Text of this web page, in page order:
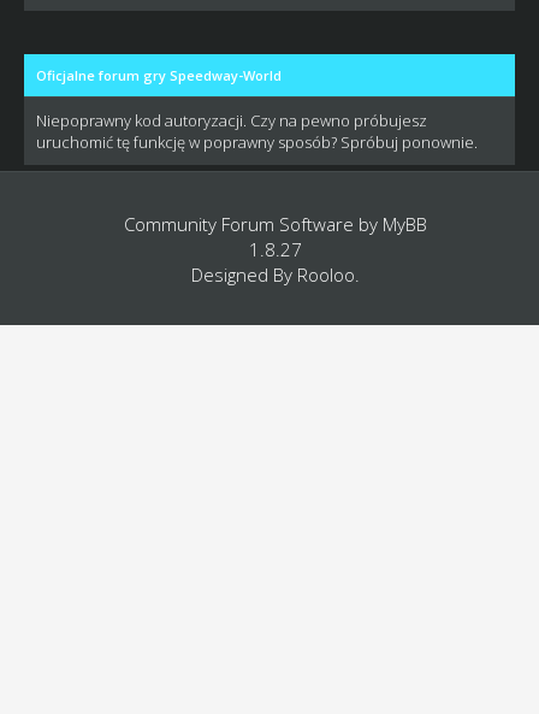
Oficjalne forum gry Speedway-World
Niepoprawny kod autoryzacji. Czy na pewno próbujesz
uruchomić tę funkcję w poprawny sposób? Spróbuj ponownie.
Community Forum Software by MyBB
1.8.27
Designed By Rooloo.